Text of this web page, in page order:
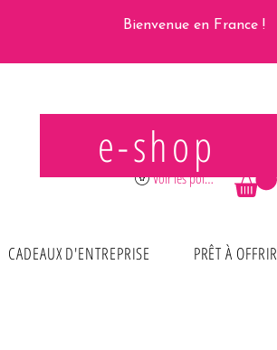
Voir les points
Bienvenue en France !
Se connecter
e-shop
CADEAUX D'ENTREPRISE PRÊT À OFFRIR